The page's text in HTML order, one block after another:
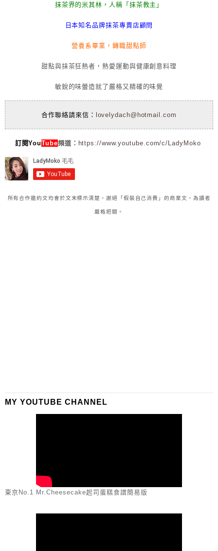
抹茶界的米其林，人稱「抹茶教主」
日本知名品牌抹茶專賣店顧問
營養系畢業，轉職甜點師
甜點與抹茶狂熱者，熱愛運動與健康創意料理
敏銳的味蕾造就了嚴格又精確的味覺
合作聯絡請來信： lovelydach@hotmail.com
訂閱YouTube頻道： https://www.youtube.com/c/LadyMoko
所有合作邀約文均會於文末標示清楚，謝絕「假裝自己消費」的商業文，為讀者
嚴格把關。
MY YOUTUBE CHANNEL
東京No.1 Mr.Cheesecake起司蛋糕食譜簡易版